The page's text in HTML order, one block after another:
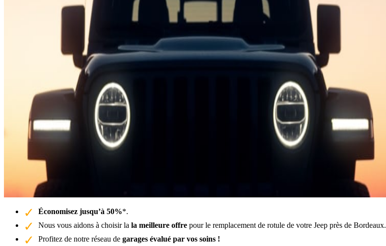
Économisez jusqu’à 50%*.
Nous vous aidons à choisir la la meilleure offre pour le remplacement de rotule de votre Jeep près de Bordeaux.
Profitez de notre réseau de garages évalué par vos soins !